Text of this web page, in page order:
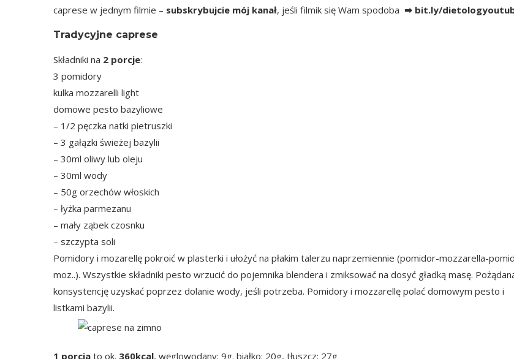
caprese w jednym filmie – subskrybujcie mój kanał, jeśli filmik się Wam spodoba ➡ bit.ly/
Tradycyjne caprese
Składniki na 2 porcje:
3 pomidory
kulka mozzarelli light
domowe pesto bazyliowe
– 1/2 pęczka natki pietruszki
– 3 gałązki świeżej bazylii
– 30ml oliwy lub oleju
– 30ml wody
– 50g orzechów włoskich
– łyżka parmezanu
– mały ząbek czosnku
– szczypta soli
Pomidory i mozarellę pokroić w plasterki i ułożyć na płakim talerzu naprzemiennie (pomidor-mozzarella-
moz..). Wszystkie składniki pesto wrzucić do pojemnika blendera i zmiksować na dosyć gładką masę.
konsystencję uzyskać poprzez dolanie wody, jeśli potrzeba. Pomidory i mozzarellę polać domowym pesto i
listkami bazylii.
1 porcja to ok. 360kcal, węglowodany: 9g. białko: 20g, tłuszcz: 27g